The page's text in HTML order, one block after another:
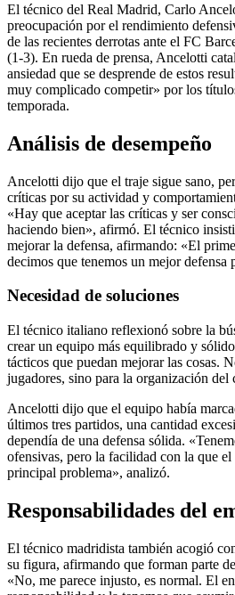
El técnico del Real Madrid, Carlo
preocupación por el rendimiento
de las recientes derrotas ante el FC
(1-3). En rueda de prensa, Ancelotti
ansiedad que se desprende de estos
muy complicado competir» por los
temporada.
Análisis de desempeño
Ancelotti dijo que el traje sigue sano,
críticas por su actividad y
«Hay que aceptar las críticas y ser
haciendo bien», afirmó. El técnico
mejorar la defensa, afirmando: «El
decimos que tenemos un mejor defensa
Necesidad de soluciones
El técnico italiano reflexionó sobre la
crear un equipo más equilibrado y
tácticos que puedan mejorar las cosas.
jugadores, sino para la organización del
Ancelotti dijo que el equipo había
últimos tres partidos, una cantidad
dependía de una defensa sólida.
ofensivas, pero la facilidad con la que el
principal problema», analizó.
Responsabilidades del
El técnico madridista también acogió
su figura, afirmando que forman parte
«No, me parece injusto, es normal. El